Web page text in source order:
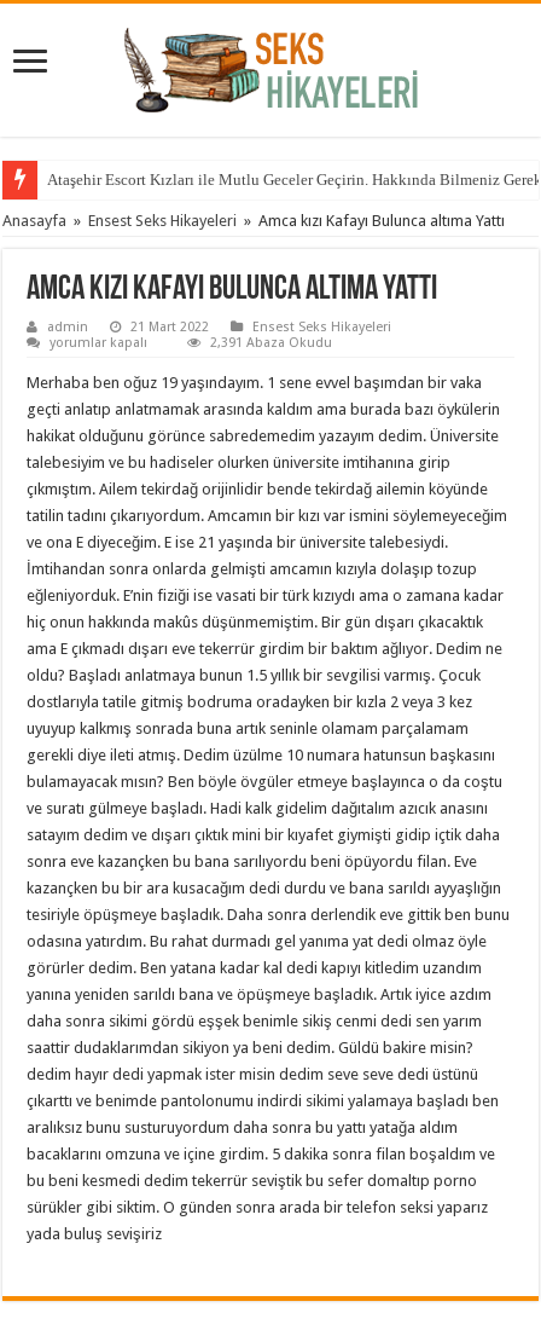
Ataşehir Escort Kızları ile Mutlu Geceler Geçirin. Hakkında Bilmeniz
Anasayfa » Ensest Seks Hikayeleri » Amca kızı Kafayı Bulunca altıma Yattı
Amca kızı Kafayı Bulunca altıma Yattı
admin 21 Mart 2022
Ensest Seks Hikayeleri
Amca
Kafayı
Bulunca
altıma
Yattı
için
yorumlar kapalı 2,391 Abaza Okudu
Merhaba ben oğuz 19 yaşındayım. 1 sene evvel başımdan bir vaka
geçti anlatıp anlatmamak arasında kaldım ama burada bazı öykülerin
hakikat olduğunu görünce sabredemedim yazayım dedim. Üniversite
talebesiyim ve bu hadiseler olurken üniversite imtihanına girip
çıkmıştım. Ailem tekirdağ orijinlidir bende tekirdağ ailemin köyünde
tatilin tadını çıkarıyordum. Amcamın bir kızı var ismini söylemeyeceğim
ve ona E diyeceğim. E ise 21 yaşında bir üniversite talebesiydi.
İmtihandan sonra onlarda gelmişti amcamın kızıyla dolaşıp tozup
eğleniyorduk. E’nin fiziği ise vasati bir türk kızıydı ama o zamana kadar
hiç onun hakkında makûs düşünmemiştim. Bir gün dışarı çıkacaktık
ama E çıkmadı dışarı eve tekerrür girdim bir baktım ağlıyor. Dedim ne
oldu? Başladı anlatmaya bunun 1.5 yıllık bir sevgilisi varmış. Çocuk
dostlarıyla tatile gitmiş bodruma oradayken bir kızla 2 veya 3 kez
uyuyup kalkmış sonrada buna artık seninle olamam parçalamam
gerekli diye ileti atmış. Dedim üzülme 10 numara hatunsun başkasını
bulamayacak mısın? Ben böyle övgüler etmeye başlayınca o da coştu
ve suratı gülmeye başladı. Hadi kalk gidelim dağıtalım azıcık anasını
satayım dedim ve dışarı çıktık mini bir kıyafet giymişti gidip içtik daha
sonra eve kazançken bu bana sarılıyordu beni öpüyordu filan. Eve
kazançken bu bir ara kusacağım dedi durdu ve bana sarıldı ayyaşlığın
tesiriyle öpüşmeye başladık. Daha sonra derlendik eve gittik ben bunu
odasına yatırdım. Bu rahat durmadı gel yanıma yat dedi olmaz öyle
görürler dedim. Ben yatana kadar kal dedi kapıyı kitledim uzandım
yanına yeniden sarıldı bana ve öpüşmeye başladık. Artık iyice azdım
daha sonra sikimi gördü eşşek benimle sikiş cenmi dedi sen yarım
saattir dudaklarımdan sikiyon ya beni dedim. Güldü bakire misin?
dedim hayır dedi yapmak ister misin dedim seve seve dedi üstünü
çıkarttı ve benimde pantolonumu indirdi sikimi yalamaya başladı ben
aralıksız bunu susturuyordum daha sonra bu yattı yatağa aldım
bacaklarını omzuna ve içine girdim. 5 dakika sonra filan boşaldım ve
bu beni kesmedi dedim tekerrür seviştik bu sefer domaltıp porno
sürükler gibi siktim. O günden sonra arada bir telefon seksi yaparız
yada buluş sevişiriz